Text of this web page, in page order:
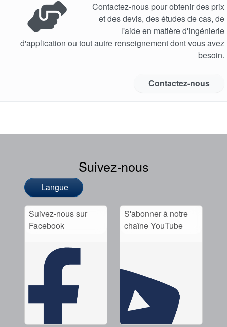
Contactez-nous pour obtenir des prix
et des devis, des études de cas, de
l'aide en matière d'ingénierie
d'application ou tout autre renseignement dont vous avez
besoin.
Contactez-nous
Suivez-nous
Langue
Suivez-nous sur
Facebook
S'abonner à notre
chaîne YouTube